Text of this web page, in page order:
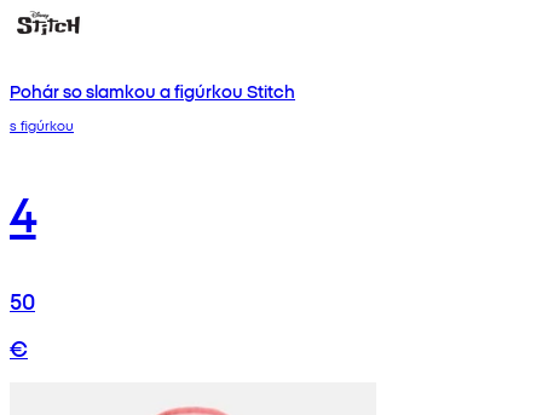
Pohár so slamkou a figúrkou Stitch
s figúrkou
4
50
€